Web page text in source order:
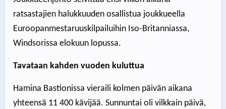
ratsastajien halukkuuden osallistua joukkueella
Euroopanmestaruuskilpailuihin Iso-Britanniassa,
Windsorissa elokuun lopussa.
Tavataan kahden vuoden kuluttua
Hamina Bastionissa vieraili kolmen päivän aikana
yhteensä 11 400 kävijää. Sunnuntai oli vilkkain päivä,